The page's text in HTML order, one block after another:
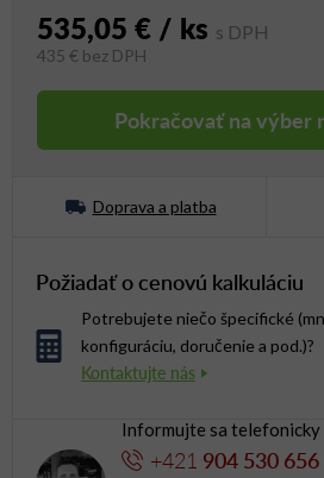
535,05 € / ks
435 € bez DPH
Pokračovať na výber
Doprava a platba
Požiadať o cenovú kalkuláciu
Potrebujete niečo špecifické
konfiguráciu, doručenie a pod.)?
Informujte sa telefonicky
+421 904 530 656